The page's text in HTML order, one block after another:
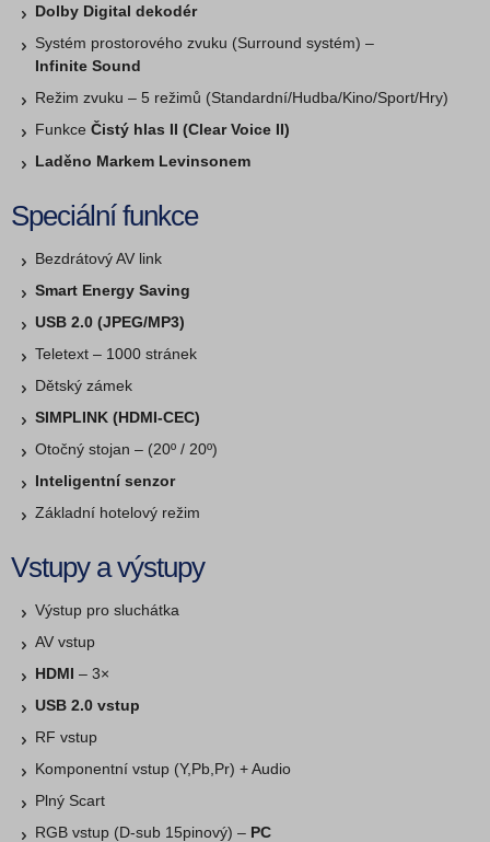
Dolby Digital dekodér
Systém prostorového zvuku (Surround systém) –
Infinite Sound
Režim zvuku – 5 režimů (Standardní/Hud­ba/Kino/Sport/Hry)
Funkce Čistý hlas II (Clear Voice II)
Laděno Markem Levinsonem
Speciální funkce
Bezdrátový AV link
Smart Energy Saving
USB 2.0 (JPEG/MP3)
Teletext – 1000 stránek
Dětský zámek
SIMPLINK (HDMI-CEC)
Otočný stojan – (20º / 20º)
Inteligentní senzor
Základní hotelový režim
Vstupy a výstupy
Výstup pro sluchátka
AV vstup
HDMI – 3×
USB 2.0 vstup
RF vstup
Komponentní vstup (Y,Pb,Pr) + Audio
Plný Scart
RGB vstup (D-sub 15pinový) – PC